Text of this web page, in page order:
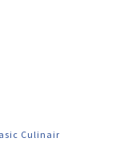
Culinair